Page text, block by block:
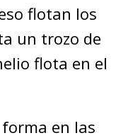
flotan los
un trozo de
flota en el
en las